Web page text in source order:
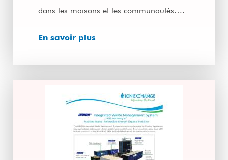
dans les maisons et les communautés….
En savoir plus